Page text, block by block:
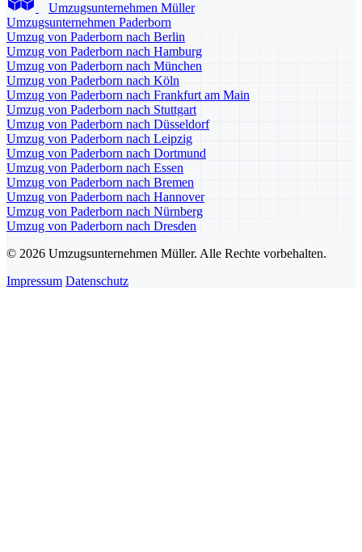
Umzugsunternehmen Müller
Umzugsunternehmen Paderborn
Umzug von Paderborn nach Berlin
Umzug von Paderborn nach Hamburg
Umzug von Paderborn nach München
Umzug von Paderborn nach Köln
Umzug von Paderborn nach Frankfurt am Main
Umzug von Paderborn nach Stuttgart
Umzug von Paderborn nach Düsseldorf
Umzug von Paderborn nach Leipzig
Umzug von Paderborn nach Dortmund
Umzug von Paderborn nach Essen
Umzug von Paderborn nach Bremen
Umzug von Paderborn nach Hannover
Umzug von Paderborn nach Nürnberg
Umzug von Paderborn nach Dresden
© 2026 Umzugsunternehmen Müller. Alle Rechte vorbehalten.
Impressum Datenschutz